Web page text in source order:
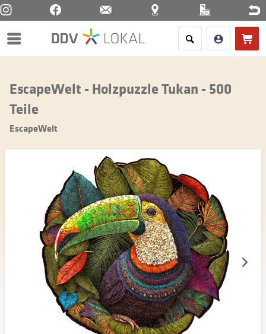
Menü
EscapeWelt - Holzpuzzle Tukan - 500
Teile
EscapeWelt